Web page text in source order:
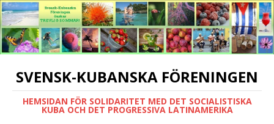
SVENSK-KUBANSKA FÖRENINGEN
HEMSIDAN FÖR SOLIDARITET MED DET SOCIALISTISKA
KUBA OCH DET PROGRESSIVA LATINAMERIKA